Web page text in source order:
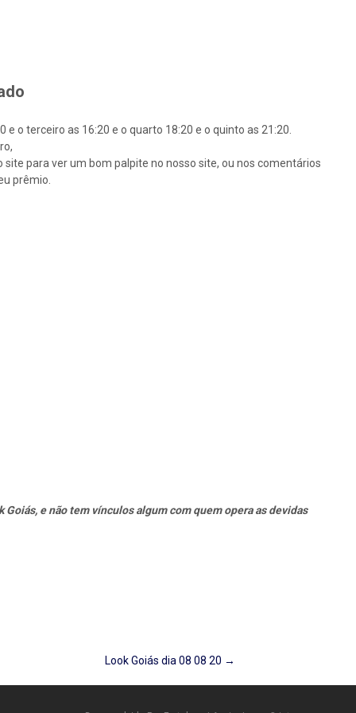
o terceiro as 16:20 e o quarto 18:20 e o quinto as 21:20.
para ver um bom palpite no nosso site, ou nos comentários
prêmio.
e não tem vínculos algum com quem opera as devidas
Look Goiás dia 08 08 20 →